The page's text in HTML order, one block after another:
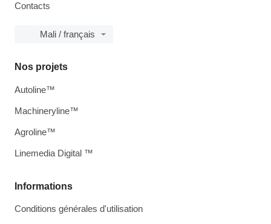
Contacts
Mali / français
Informations
Conditions générales d'utilisation
Nos projets
Autoline™
Machineryline™
Agroline™
Linemedia Digital ™